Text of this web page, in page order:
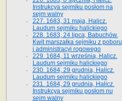
Instrukcya sejmiku posłom na
sejm walny
227. 1683, 31 maja, Halicz.
Laudum sejmiku halickiego
228. 1683, 24 lipca, Babuchów.
Kwit marszałka sejmiku z poboru
i administracyi rogowego
229. 1684, 11 września, Halicz.
Laudum sejmiku halickiego
230. 1684, 29 grudnia, Halicz.
Laudum sejmiku halickiego
231. 1684, 29 grudnia, Halicz.
Instrukcya sejmiku posłom nu
sejm walny